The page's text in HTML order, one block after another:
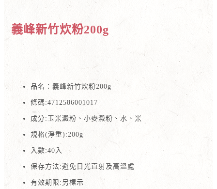
義峰新竹炊粉200g
品名：義峰新竹炊粉200g
條碼:4712586001017
成分:玉米澱粉、小麥澱粉、水、米
規格(淨重):200g
入數:40入
保存方法:避免日光直射及高溫處
有效期限:另標示